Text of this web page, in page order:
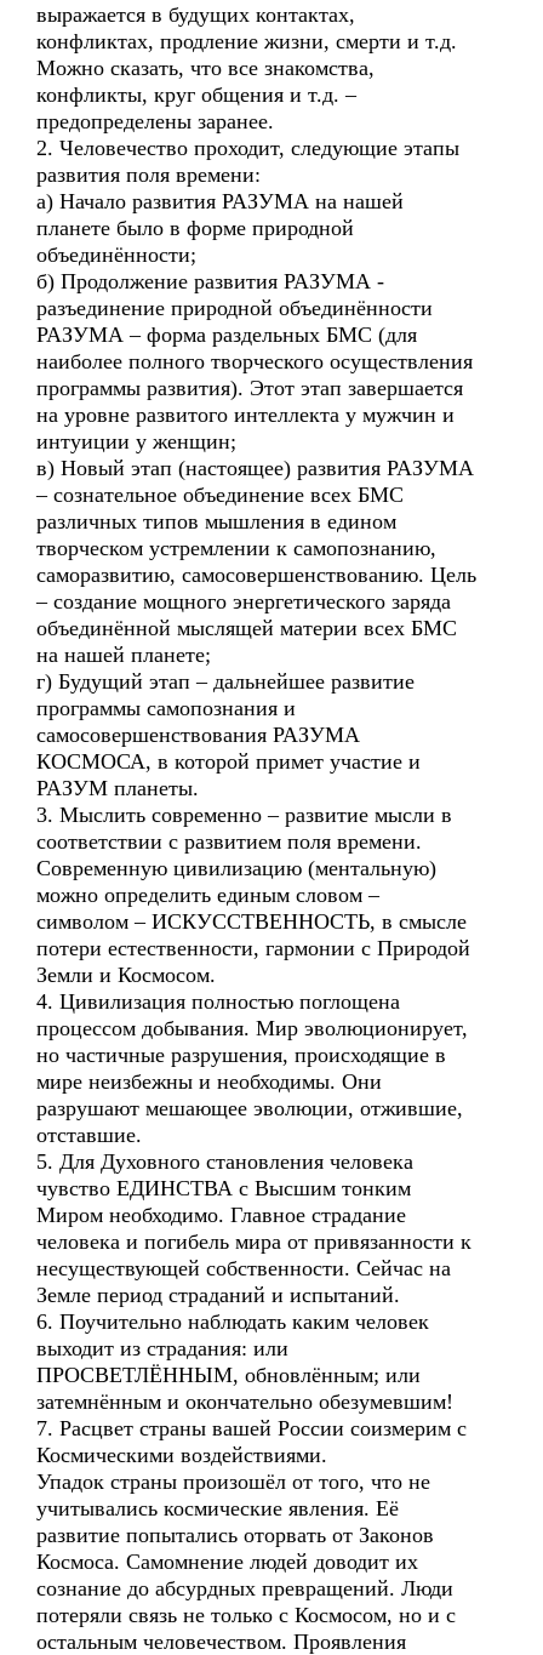
выражается в будущих контактах,
конфликтах, продление жизни, смерти и т.д.
Можно сказать, что все знакомства,
конфликты, круг общения и т.д. –
предопределены заранее.
2. Человечество проходит, следующие этапы
развития поля времени:
а) Начало развития РАЗУМА на нашей
планете было в форме природной
объединённости;
б) Продолжение развития РАЗУМА -
разъединение природной объединённости
РАЗУМА – форма раздельных БМС (для
наиболее полного творческого осуществления
программы развития). Этот этап завершается
на уровне развитого интеллекта у мужчин и
интуиции у женщин;
в) Новый этап (настоящее) развития РАЗУМА
– сознательное объединение всех БМС
различных типов мышления в едином
творческом устремлении к самопознанию,
саморазвитию, самосовершенствованию. Цель
– создание мощного энергетического заряда
объединённой мыслящей материи всех БМС
на нашей планете;
г) Будущий этап – дальнейшее развитие
программы самопознания и
самосовершенствования РАЗУМА
КОСМОСА, в которой примет участие и
РАЗУМ планеты.
3. Мыслить современно – развитие мысли в
соответствии с развитием поля времени.
Современную цивилизацию (ментальную)
можно определить единым словом –
символом – ИСКУССТВЕННОСТЬ, в смысле
потери естественности, гармонии с Природой
Земли и Космосом.
4. Цивилизация полностью поглощена
процессом добывания. Мир эволюционирует,
но частичные разрушения, происходящие в
мире неизбежны и необходимы. Они
разрушают мешающее эволюции, отжившие,
отставшие.
5. Для Духовного становления человека
чувство ЕДИНСТВА с Высшим тонким
Миром необходимо. Главное страдание
человека и погибель мира от привязанности к
несуществующей собственности. Сейчас на
Земле период страданий и испытаний.
6. Поучительно наблюдать каким человек
выходит из страдания: или
ПРОСВЕТЛЁННЫМ, обновлённым; или
затемнённым и окончательно обезумевшим!
7. Расцвет страны вашей России соизмерим с
Космическими воздействиями.
Упадок страны произошёл от того, что не
учитывались космические явления. Её
развитие попытались оторвать от Законов
Космоса. Самомнение людей доводит их
сознание до абсурдных превращений. Люди
потеряли связь не только с Космосом, но и с
остальным человечеством. Проявления